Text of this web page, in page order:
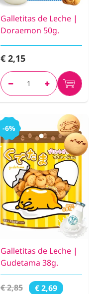
Galletitas de Leche |
Doraemon 50g.
€ 2,15
-6%
Galletitas de Leche |
Gudetama 38g.
€ 2,85 € 2,69